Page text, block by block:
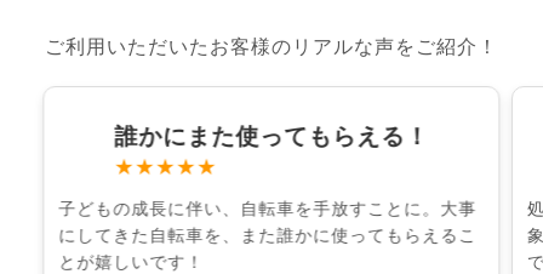
ご利用いただいたお客様のリアルな声をご紹介！
誰かにまた使ってもらえる！
★★★★★
子どもの成長に伴い、自転車を手放すことに。大事
にしてきた自転車を、また誰かに使ってもらえるこ
とが嬉しいです！